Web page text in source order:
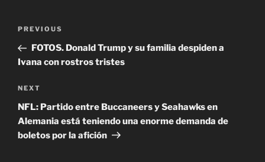
Previous
Post
PREVIOUS
FOTOS. Donald Trump y su familia despiden a
Ivana con rostros tristes
Next
Post
NEXT
NFL: Partido entre Buccaneers y Seahawks en
Alemania está teniendo una enorme demanda de
boletos por la afición